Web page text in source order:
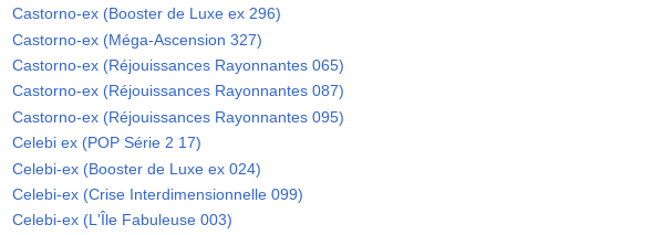
Castorno-ex (Booster de Luxe ex 296)
Castorno-ex (Méga-Ascension 327)
Castorno-ex (Réjouissances Rayonnantes 065)
Castorno-ex (Réjouissances Rayonnantes 087)
Castorno-ex (Réjouissances Rayonnantes 095)
Celebi ex (POP Série 2 17)
Celebi-ex (Booster de Luxe ex 024)
Celebi-ex (Crise Interdimensionnelle 099)
Celebi-ex (L'Île Fabuleuse 003)